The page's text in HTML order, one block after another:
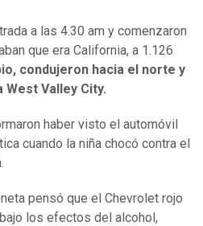
a las 4.30 am y comenzaron
que era California, a 1.126
condujeron hacia el norte y
Valley City.
haber visto el automóvil
cuando la niña chocó contra el
pensó que el Chevrolet rojo
los efectos del alcohol,